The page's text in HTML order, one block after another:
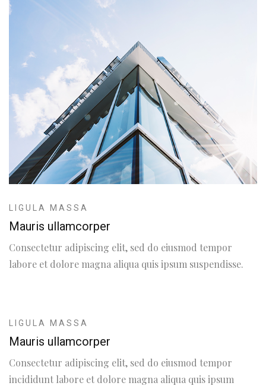
LIGULA MASSA
Mauris ullamcorper
Consectetur adipiscing elit, sed do eiusmod tempor
labore et dolore magna aliqua quis ipsum suspendisse.
LIGULA MASSA
Mauris ullamcorper
Consectetur adipiscing elit, sed do eiusmod tempor
incididunt labore et dolore magna aliqua quis ipsum